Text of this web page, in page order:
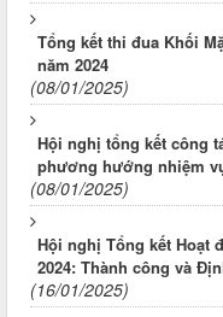
Tổng kết thi đua Khối
năm 2024
(08/01/2025)
Hội nghị tổng kết công
phương hướng nhiệm
(08/01/2025)
Hội nghị Tổng kết Hoạt
2024: Thành công và
(16/01/2025)